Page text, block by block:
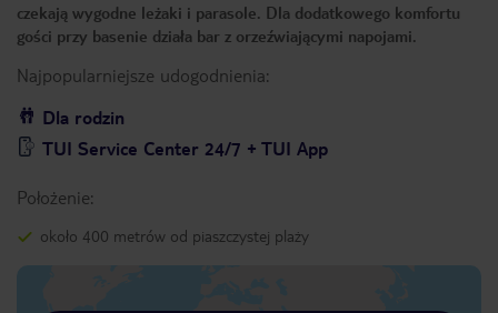
czekają wygodne leżaki i parasole. Dla dodatkowego komfortu
gości przy basenie działa bar z orzeźwiającymi napojami.
Najpopularniejsze udogodnienia:
Dla rodzin
TUI Service Center 24/7 + TUI App
Położenie:
około 400 metrów od piaszczystej plaży